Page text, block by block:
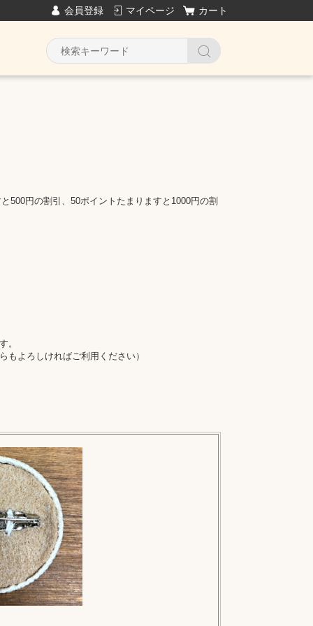
会員登録 マイページ カート
500円の割引、50ポイントたまりますと1000円の割
。
よろしければご利用ください）